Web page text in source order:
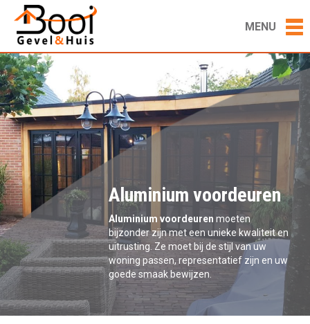
MENU
Aluminium voordeuren
Aluminium voordeuren moeten
bijzonder zijn met een unieke kwaliteit en
uitrusting. Ze moet bij de stijl van uw
woning passen, representatief zijn en uw
goede smaak bewijzen.